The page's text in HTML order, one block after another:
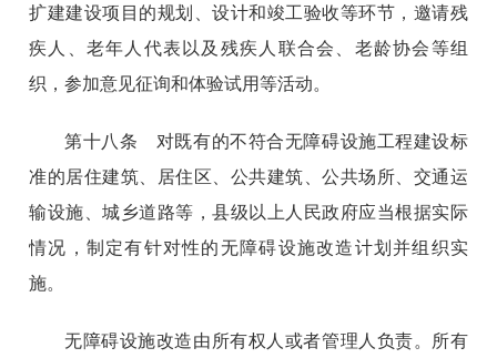
扩建建设项目的规划、设计和竣工验收等环节，邀请残
疾人、老年人代表以及残疾人联合会、老龄协会等组
织，参加意见征询和体验试用等活动。
第十八条 对既有的不符合无障碍设施工程建设标
准的居住建筑、居住区、公共建筑、公共场所、交通运
输设施、城乡道路等，县级以上人民政府应当根据实际
情况，制定有针对性的无障碍设施改造计划并组织实
施。
无障碍设施改造由所有权人或者管理人负责。所有